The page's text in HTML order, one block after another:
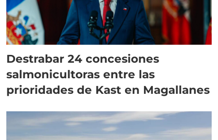
Destrabar 24 concesiones
salmonicultoras entre las
prioridades de Kast en Magallanes